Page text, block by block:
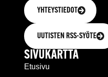
YHTEYSTIEDOT
UUTISTEN RSS-SYÖTE
SIVUKARTTA
Etusivu